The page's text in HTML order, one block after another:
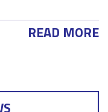
READ MORE